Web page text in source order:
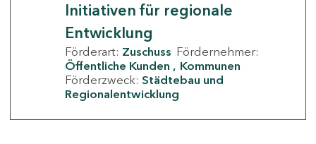
Initiativen für regionale
Entwicklung
Förderart: Zuschuss Fördernehmer:
Öffentliche Kunden
Kommunen
Förderzweck: Städtebau und
Regionalentwicklung